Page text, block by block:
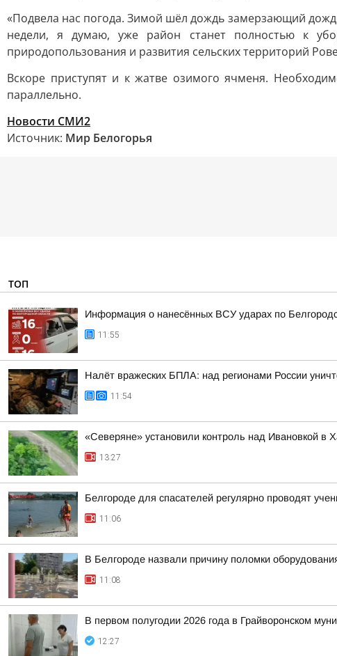
«Подвела нас погода. Зимой шёл дождь замерзающий
недели, я думаю, уже район станет полностью к
природопользования и развития сельских территорий
Вскоре приступят и к жатве озимого ячменя.
параллельно.
Новости СМИ2
Источник: Мир Белогорья
ТОП
Информация о нанесённых ВСУ ударах по
11:55
Налёт вражеских БПЛА: над регионами России
11:54
«Северяне» установили контроль над Ивановкой в
13:27
Белгороде для спасателей регулярно проводят
11:06
В Белгороде назвали причину поломки
11:08
В первом полугодии 2026 года в Грайворонском
12:27